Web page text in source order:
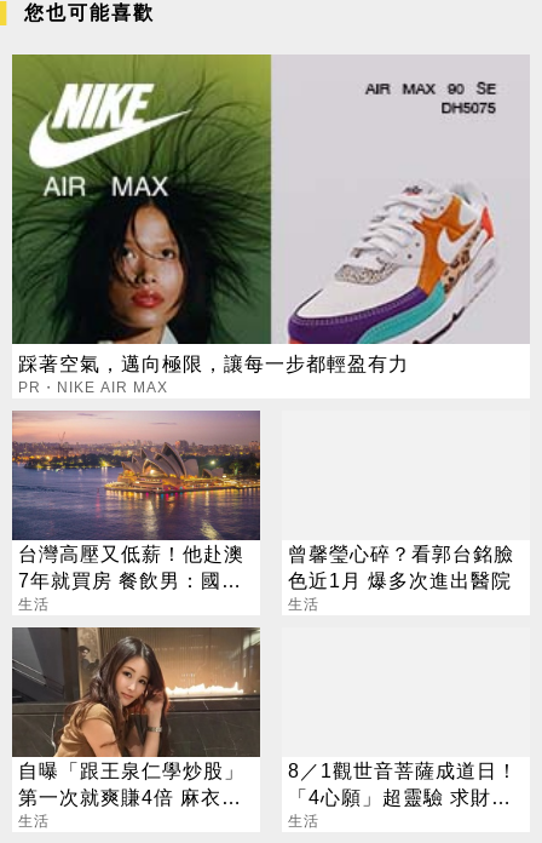
您也可能喜歡
踩著空氣，邁向極限，讓每一步都輕盈有力
PR・NIKE AIR MAX
台灣高壓又低薪！他赴澳
7年就買房 餐飲男：國外
月亮真的比較圓
生活
曾馨瑩心碎？看郭台銘臉
色近1月 爆多次進出醫院
生活
自曝「跟王泉仁學炒股」
第一次就爽賺4倍 麻衣：
感謝指導
生活
8／1觀世音菩薩成道日！
「4心願」超靈驗 求財供
品、禁忌一次看
生活